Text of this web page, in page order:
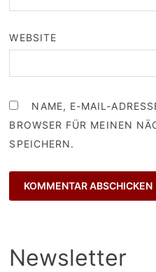
WEBSITE
NAME, E-MAIL-
BROWSER FÜR MEINEN
SPEICHERN.
Newsletter